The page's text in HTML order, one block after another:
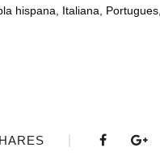
hispana, Italiana,